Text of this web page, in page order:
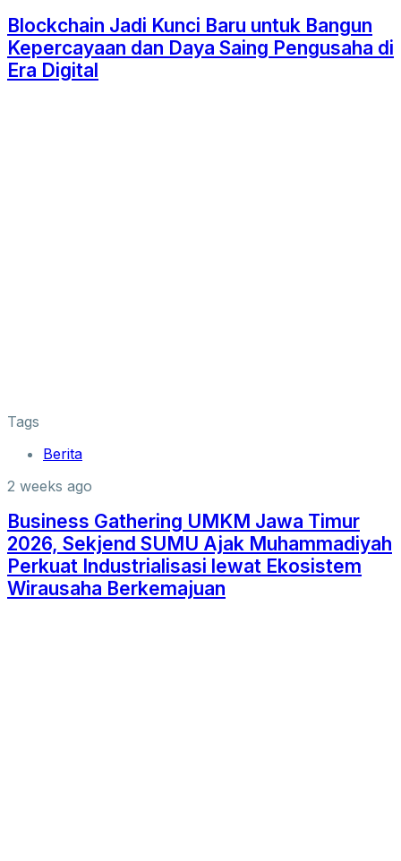
Blockchain Jadi Kunci Baru untuk Bangun
Kepercayaan dan Daya Saing Pengusaha di
Era Digital
Tags
Berita
2 weeks ago
Business Gathering UMKM Jawa Timur
2026, Sekjend SUMU Ajak Muhammadiyah
Perkuat Industrialisasi lewat Ekosistem
Wirausaha Berkemajuan